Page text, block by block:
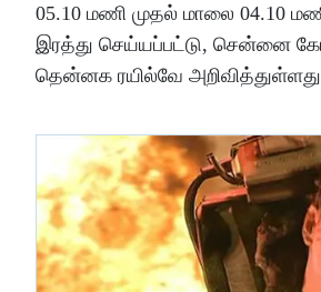
05.10 மணி முதல் மாலை 04.10
இரத்து செய்யப்பட்டு, சென்னை
தென்னக ரயில்வே